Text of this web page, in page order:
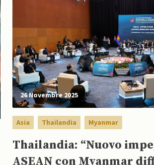
26 Novembre 2025
Asia Thailandia Myanmar
Thailandia: “Nuovo
ASEAN con Myanmar